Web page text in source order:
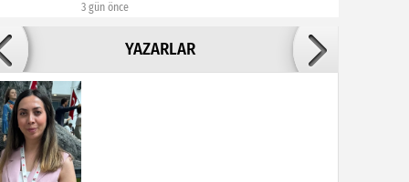
3 gün önce
YAZARLAR
Bu Şehrin Ortasında Çürüyen Bir Yapı Var